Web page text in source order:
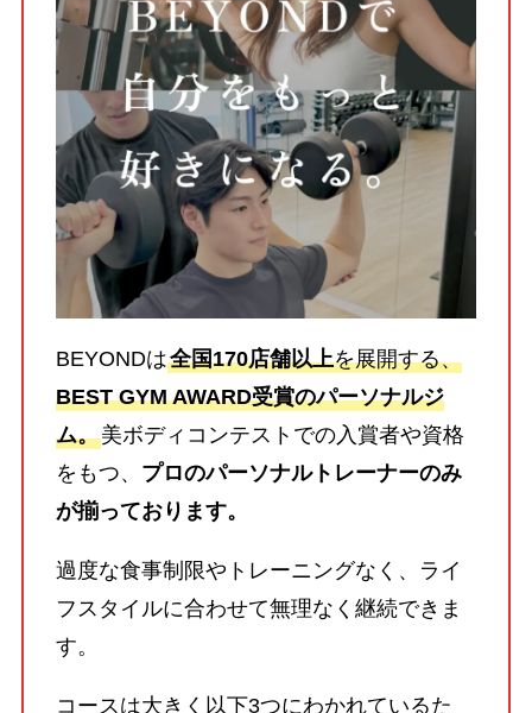
BEYONDは全国170店舗以上を展開する、
BEST GYM AWARD受賞のパーソナルジ
ム。美ボディコンテストでの入賞者や資格
をもつ、 プロのパーソナルトレーナーのみ
が揃っております。
過度な食事制限やトレーニングなく、ライ
フスタイルに合わせて無理なく継続できま
す。
コースは大きく以下3つにわかれているた